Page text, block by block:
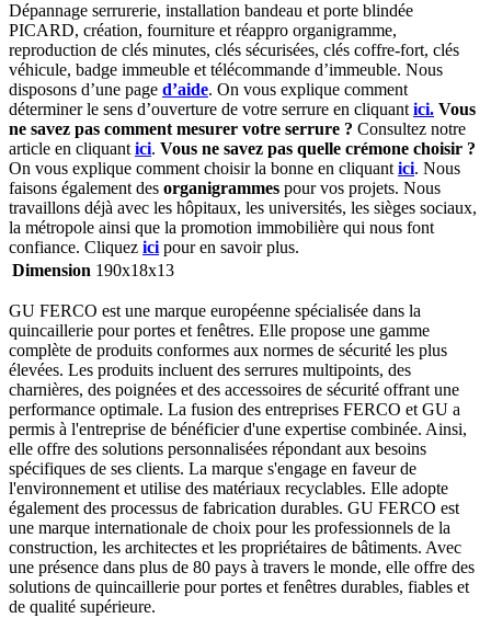
Dépannage serrurerie, installation bandeau et porte blindée
PICARD, création, fourniture et réappro organigramme,
reproduction de clés minutes, clés sécurisées, clés coffre-fort, clés
véhicule, badge immeuble et télécommande d’immeuble. Nous
disposons d’une page d’aide. On vous explique comment
déterminer le sens d’ouverture de votre serrure en cliquant ici. Vous
ne savez pas comment mesurer votre serrure ? Consultez notre
article en cliquant ici. Vous ne savez pas quelle crémone choisir ?
On vous explique comment choisir la bonne en cliquant ici. Nous
faisons également des organigrammes pour vos projets. Nous
travaillons déjà avec les hôpitaux, les universités, les sièges sociaux,
la métropole ainsi que la promotion immobilière qui nous font
confiance. Cliquez ici pour en savoir plus.
Dimension 190x18x13
GU FERCO est une marque européenne spécialisée dans la
quincaillerie pour portes et fenêtres. Elle propose une gamme
complète de produits conformes aux normes de sécurité les plus
élevées. Les produits incluent des serrures multipoints, des
charnières, des poignées et des accessoires de sécurité offrant une
performance optimale. La fusion des entreprises FERCO et GU a
permis à l'entreprise de bénéficier d'une expertise combinée. Ainsi,
elle offre des solutions personnalisées répondant aux besoins
spécifiques de ses clients. La marque s'engage en faveur de
l'environnement et utilise des matériaux recyclables. Elle adopte
également des processus de fabrication durables. GU FERCO est
une marque internationale de choix pour les professionnels de la
construction, les architectes et les propriétaires de bâtiments. Avec
une présence dans plus de 80 pays à travers le monde, elle offre des
solutions de quincaillerie pour portes et fenêtres durables, fiables et
de qualité supérieure.